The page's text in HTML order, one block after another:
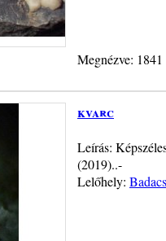
Megnézve:
kvarc
Leírás:
(2019)..-
Lelőhely: